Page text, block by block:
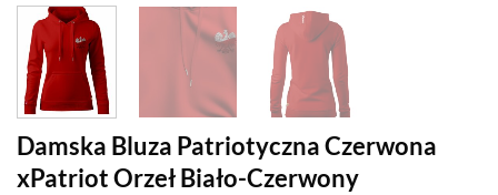
Damska Bluza Patriotyczna Czerwona
xPatriot Orzeł Biało-Czerwony